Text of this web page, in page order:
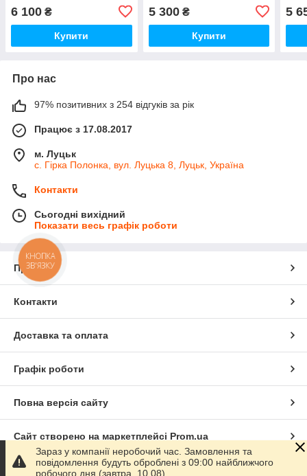
6 100 ₴
Купити
5 300₴
Купити
5
Про нас
97% позитивних з 254 відгуків за рік
Працює з 17.08.2017
м. Луцьк
с. Гірка Полонка, вул. Луцька 8, Луцьк, Україна
Контакти
Сьогодні вихідний
Показати весь графік роботи
Про нас
Контакти
Доставка та оплата
Графік роботи
Повна версія сайту
Сайт створено на маркетплейсі Prom.ua
Політика конфіденційності
Зараз у компанії неробочий час. Замовлення та
повідомлення будуть оброблені з 09:00 найближчого
робочого дня (завтра, 10.08).
КНОПКА
ЗВ'ЯЗКУ